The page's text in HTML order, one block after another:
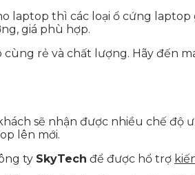
laptop thì các loại ổ cứng
giá phù hợp.
cùng rẻ và chất lượng. Hãy đến
sẽ nhận được nhiều chế độ
lên mới.
ty SkyTech để được hổ trợ